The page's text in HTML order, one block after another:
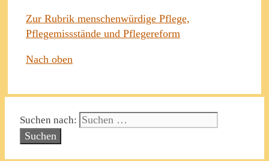
Zur Rubrik menschenwürdige Pflege,
Pflegemissstände und Pflegereform
Nach oben
Suchen nach: